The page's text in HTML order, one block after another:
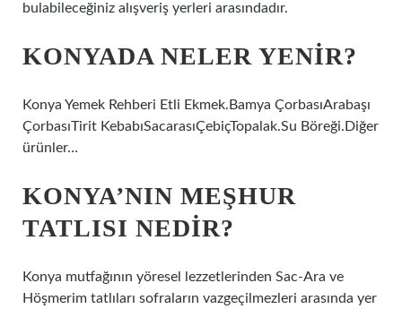
bulabileceğiniz alışveriş yerleri arasındadır.
KONYADA NELER YENIR?
Konya Yemek Rehberi Etli Ekmek.Bamya ÇorbasıArabaşı
ÇorbasıTirit KebabıSacarasıÇebiçTopalak.Su Böreği.Diğer
ürünler…
KONYA’NIN MEŞHUR
TATLISI NEDIR?
Konya mutfağının yöresel lezzetlerinden Sac-Ara ve
Höşmerim tatlıları sofraların vazgeçilmezleri arasında yer